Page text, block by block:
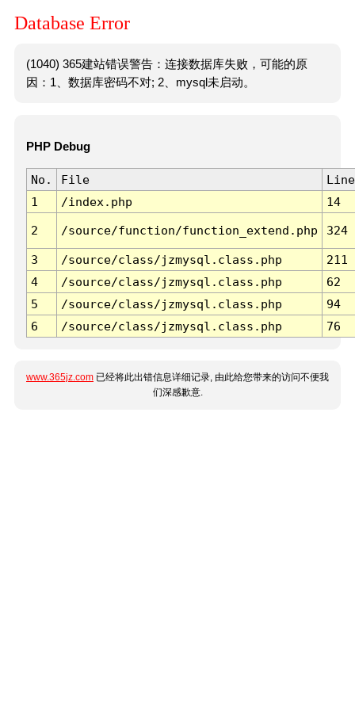
Database Error
(1040) 365建站错误警告：连接数据库失败，可能的原
因：1、数据库密码不对; 2、mysql未启动。
PHP Debug
No. File
Line
1
/index.php 14
2 /source/function/function_extend.php 324
3 /source/class/jzmysql.class.php
211
4
/source/class/jzmysql.class.php
62
5
/source/class/jzmysql.class.php
94
6
/source/class/jzmysql.class.php 76
www.365jz.com 已经将此出错信息详细记录, 由此给您带来的访问不便我
们深感歉意.